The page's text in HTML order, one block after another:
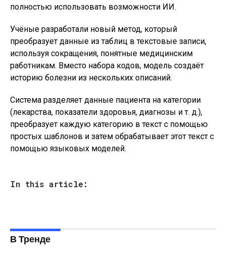
полностью использовать возможности ИИ.
Учёные разработали новый метод, который
преобразует данные из таблиц в текстовые записи,
используя сокращения, понятные медицинским
работникам. Вместо набора кодов, модель создаёт
историю болезни из нескольких описаний.
Система разделяет данные пациента на категории
(лекарства, показатели здоровья, диагнозы и т. д.),
преобразует каждую категорию в текст с помощью
простых шаблонов и затем обрабатывает этот текст с
помощью языковых моделей.
In this article:
В Тренде